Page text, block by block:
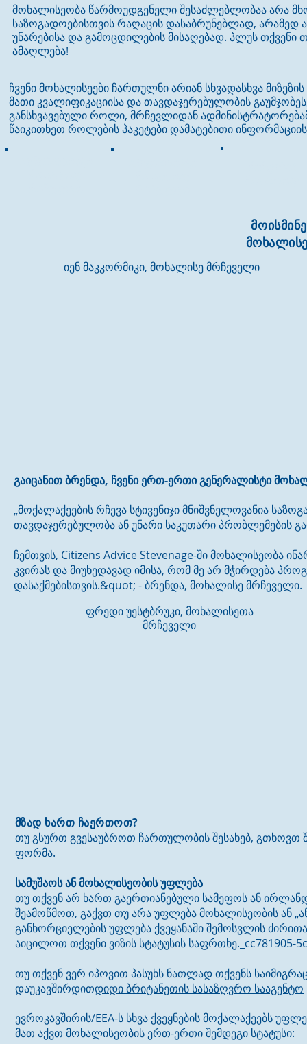
მოხალისეობა წარმოუდგენელი შესაძლებლობაა არა
საზოგადოებისთვის რაღაცის დასაბრუნებლად,
უნარებისა და გამოცდილების მისაღებად. პლუს თქვენი
ამაღლება!
ჩვენი მოხალისეები ჩართულნი არიან სხვადასხვა
მათი კვალიფიკაციისა და თავდაჯერებულობის
განსხვავებული როლი, მრჩევლიდან
წაიკითხეთ როლების პაკეტები დამატებითი
იენ მაკკორმიკი, მოხალისე მრჩეველი
გაიცანით ბრენდა, ჩვენი ერთ-ერთი გენერალისტი
„მოქალაქეების რჩევა სტივენიჯი მნიშვნელოვანია
თავდაჯერებულობა ან უნარი საკუთარი პრობლემების
ჩემთვის, Citizens Advice Stevenage-ში მოხალისეობა
კვირას და მიუხედავად იმისა, რომ მე არ მჭირდება
დასაქმებისთვის.&quot; - ბრენდა, მოხალისე მრჩეველი.
ფრედი უესტბრუკი, მოხალისეთა
მრჩეველი
მზად ხართ ჩაერთოთ?
თუ გსურთ გვესაუბროთ ჩართულობის შესახებ, გთხოვთ
ფორმა.
სამუშაოს ან მოხალისეობის უფლება
თუ თქვენ არ ხართ გაერთიანებული სამეფოს ან
შეამოწმოთ, გაქვთ თუ არა უფლება მოხალისეობის ან
განხორციელების უფლება ქვეყანაში შემოსვლის
აიცილოთ თქვენი ვიზის სტატუსის საფრთხე._cc781905-
თუ თქვენ ვერ იპოვით პასუხს ნათლად თქვენს
დაუკავშირდითდიდი ბრიტანეთის სასაზღვრო სააგენტო
ევროკავშირის/EEA-ს სხვა ქვეყნების მოქალაქეებს
მათ აქვთ მოხალისეობის ერთ-ერთი შემდეგი სტატუსი: